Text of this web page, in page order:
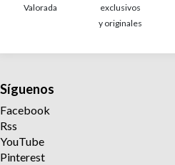
Valorada
exclusivos
y originales
Síguenos
Facebook
Rss
YouTube
Pinterest